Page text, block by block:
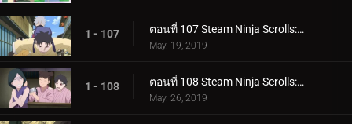
1 - 107 ตอนที่ 107 Steam Ninja Scrolls: สงครามสุนัขและแมว!
May. 19, 2019
1 - 108 ตอนที่ 108 Steam Ninja Scrolls: โรงแรมผีสิง!
May. 26, 2019